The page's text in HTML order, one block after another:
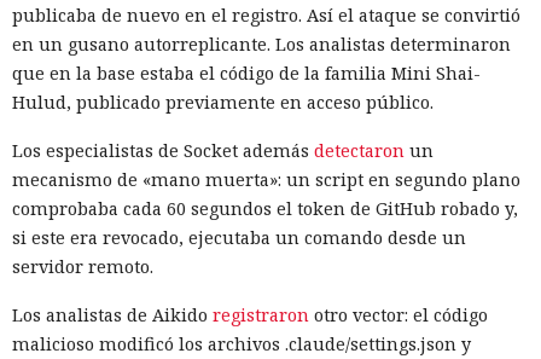
publicaba de nuevo en el registro. Así el ataque se convirtió
en un gusano autorreplicante. Los analistas determinaron
que en la base estaba el código de la familia Mini Shai-
Hulud, publicado previamente en acceso público.
Los especialistas de Socket además detectaron un
mecanismo de «mano muerta»: un script en segundo plano
comprobaba cada 60 segundos el token de GitHub robado y,
si este era revocado, ejecutaba un comando desde un
servidor remoto.
Los analistas de Aikido registraron otro vector: el código
malicioso modificó los archivos .claude/settings.json y